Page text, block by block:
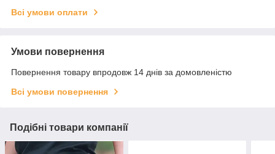
Всі умови оплати
Умови повернення
Повернення товару впродовж 14 днів за домовленістю
Всі умови повернення
Подібні товари компанії